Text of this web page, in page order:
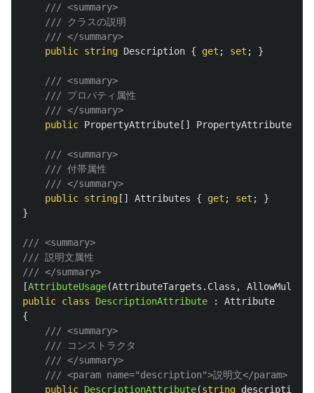
/// <summary>
/// クラスの説明
/// </summary>
public string Description { get ; set ; }
/// <summary>
/// プロパティ属性
/// </summary>
public PropertyAttribute [] PropertyAttributes
/// <summary>
/// 付帯属性
/// </summary>
public string [] Attributes { get ; set ;
}
}
/// <summary>
/// 説明文属性
/// </summary>
[AttributeUsage(AttributeTargets . Class ,
public class DescriptionAttribute :
Attribute
{
/// <summary>
/// コンストラクタ
/// </summary>
/// <param name="description">説明文</param>
public DescriptionAttribute(string description